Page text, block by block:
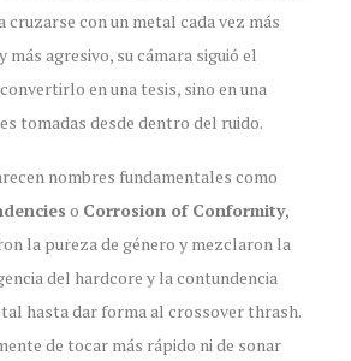
cruzarse con un metal cada vez más
más agresivo, su cámara siguió el
en una tesis, sino en una
tomadas desde dentro del ruido.
nombres fundamentales como
o Corrosion of Conformity,
la pureza de género y mezclaron la
del hardcore y la contundencia
hasta dar forma al crossover thrash.
de tocar más rápido ni de sonar